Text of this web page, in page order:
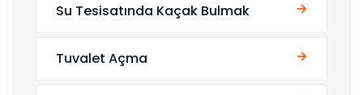
Su Tesisatında Kaçak Bulmak
Tuvalet Açma